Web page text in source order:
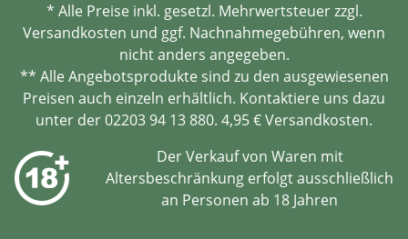
* Alle Preise inkl. gesetzl. Mehrwertsteuer zzgl.
Versandkosten und ggf. Nachnahmegebühren, wenn
nicht anders angegeben.
** Alle Angebotsprodukte sind zu den ausgewiesenen
Preisen auch einzeln erhältlich. Kontaktiere uns dazu
unter der 02203 94 13 880. 4,95 € Versandkosten.
Der Verkauf von Waren mit
Altersbeschränkung erfolgt ausschließlich
an Personen ab 18 Jahren